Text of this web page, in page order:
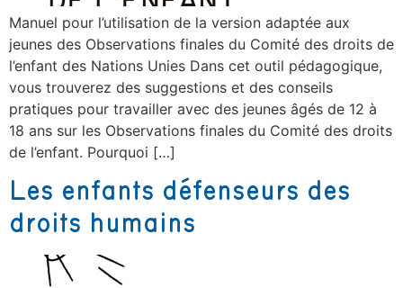
Manuel pour l’utilisation de la version adaptée aux
jeunes des Observations finales du Comité des droits de
l’enfant des Nations Unies Dans cet outil pédagogique,
vous trouverez des suggestions et des conseils
pratiques pour travailler avec des jeunes âgés de 12 à
18 ans sur les Observations finales du Comité des droits
de l’enfant. Pourquoi […]
Les enfants défenseurs des
droits humains